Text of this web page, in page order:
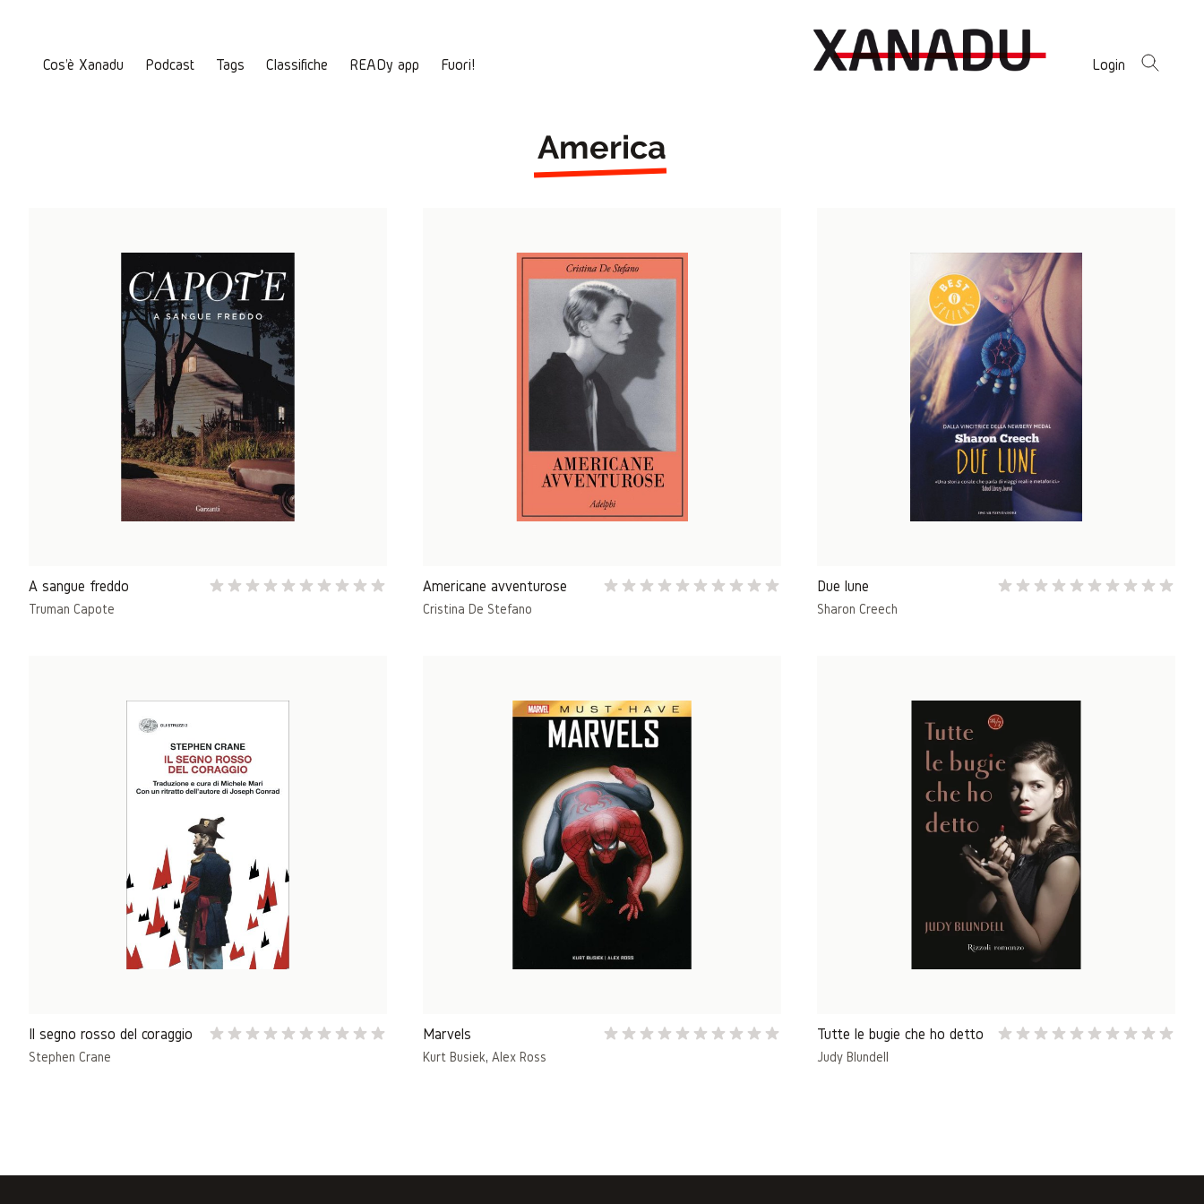
Cos'è Xanadu Podcast Tags Classifiche READy app Fuori! Login
America
A sangue freddo
Truman Capote
Americane avventurose
Cristina De Stefano
Due lune
Sharon Creech
Il segno rosso del coraggio
Stephen Crane
Marvels
Kurt Busiek, Alex Ross
Tutte le bugie che ho detto
Judy Blundell